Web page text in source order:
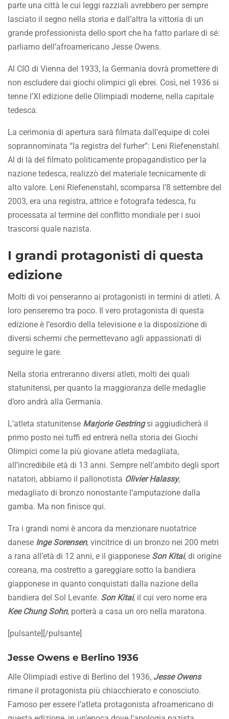
parte una città le cui leggi razziali avrebbero per sempre
lasciato il segno nella storia e dall’altra la vittoria di un
grande professionista dello sport che ha fatto parlare di sé:
parliamo dell’afroamericano Jesse Owens.
Al CIO di Vienna del 1933, la Germania dovrà promettere di
non escludere dai giochi olimpici gli ebrei. Così, nel 1936 si
tenne l’XI edizione delle Olimpiadi moderne, nella capitale
tedesca.
La cerimonia di apertura sarà filmata dall’equipe di colei
soprannominata “la registra del furher”: Leni Riefenenstahl.
Al di là del filmato politicamente propagandistico per la
nazione tedesca, realizzò del materiale tecnicamente di
alto valore. Leni Riefenenstahl, scomparsa l’8 settembre del
2003, era una registra, attrice e fotografa tedesca, fu
processata al termine del conflitto mondiale per i suoi
trascorsi quale nazista.
I grandi protagonisti di questa
edizione
Molti di voi penseranno ai protagonisti in termini di atleti. A
loro penseremo tra poco. Il vero protagonista di questa
edizione è l’esordio della televisione e la disposizione di
diversi schermi che permettevano agli appassionati di
seguire le gare.
Nella storia entreranno diversi atleti, molti dei quali
statunitensi, per quanto la maggioranza delle medaglie
d’oro andrà alla Germania.
L’atleta statunitense Marjorie Gestring si aggiudicherà il
primo posto nei tuffi ed entrerà nella storia dei Giochi
Olimpici come la più giovane atleta medagliata,
all’incredibile età di 13 anni. Sempre nell’ambito degli sport
natatori, abbiamo il pallonotista Olivier Halassy,
medagliato di bronzo nonostante l’amputazione dalla
gamba. Ma non finisce qui.
Tra i grandi nomi è ancora da menzionare nuotatrice
danese Inge Sorensen, vincitrice di un bronzo nei 200 metri
a rana all’età di 12 anni, e il giapponese Son Kitai, di origine
coreana, ma costretto a gareggiare sotto la bandiera
giapponese in quanto conquistati dalla nazione della
bandiera del Sol Levante. Son Kitai, il cui vero nome era
Kee Chung Sohn, porterà a casa un oro nella maratona.
[pulsante][/pulsante]
Jesse Owens e Berlino 1936
Alle Olimpiadi estive di Berlino del 1936, Jesse Owens
rimane il protagonista più chiacchierato e conosciuto.
Famoso per essere l’atleta protagonista afroamericano di